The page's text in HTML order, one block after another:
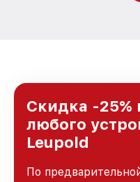
Скидка -25%
любого
Leupold
По